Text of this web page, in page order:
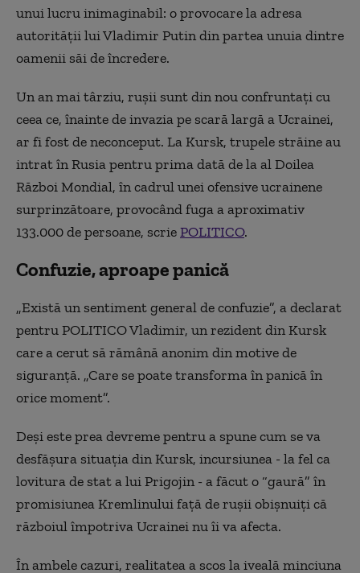
unui lucru inimaginabil: o provocare la adresa
autorității lui Vladimir Putin din partea unuia dintre
oamenii săi de încredere.
Un an mai târziu, rușii sunt din nou confruntați cu
ceea ce, înainte de invazia pe scară largă a Ucrainei,
ar fi fost de neconceput. La Kursk, trupele străine au
intrat în Rusia pentru prima dată de la al Doilea
Război Mondial, în cadrul unei ofensive ucrainene
surprinzătoare, provocând fuga a aproximativ
133.000 de persoane, scriePOLITICO.
Confuzie, aproape panică
„Există un sentiment general de confuzie”, a declarat
pentru POLITICO Vladimir, un rezident din Kursk
care a cerut să rămână anonim din motive de
siguranță. „Care se poate transforma în panică în
orice moment”.
Deși este prea devreme pentru a spune cum se va
desfășura situația din Kursk, incursiunea - la fel ca
lovitura de stat a lui Prigojin - a făcut o “gaură” în
promisiunea Kremlinului față de rușii obișnuiți că
războiul împotriva Ucrainei nu îi va afecta.
În ambele cazuri, realitatea a scos la iveală minciuna